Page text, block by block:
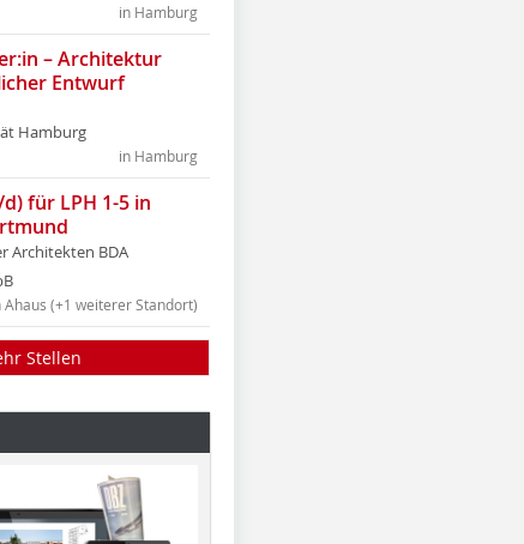
in Hamburg
– Architektur
Entwurf
Hamburg
in Hamburg
für LPH 1-5 in
Architekten BDA
Ahaus (+1 weiterer Standort)
Stellen